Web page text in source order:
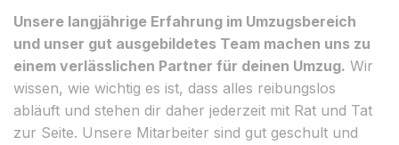
Unsere langjährige Erfahrung im Umzugsbereich
und unser gut ausgebildetes Team machen uns zu
einem verlässlichen Partner für deinen Umzug. Wir
wissen, wie wichtig es ist, dass alles reibungslos
abläuft und stehen dir daher jederzeit mit Rat und Tat
zur Seite. Unsere Mitarbeiter sind gut geschult und